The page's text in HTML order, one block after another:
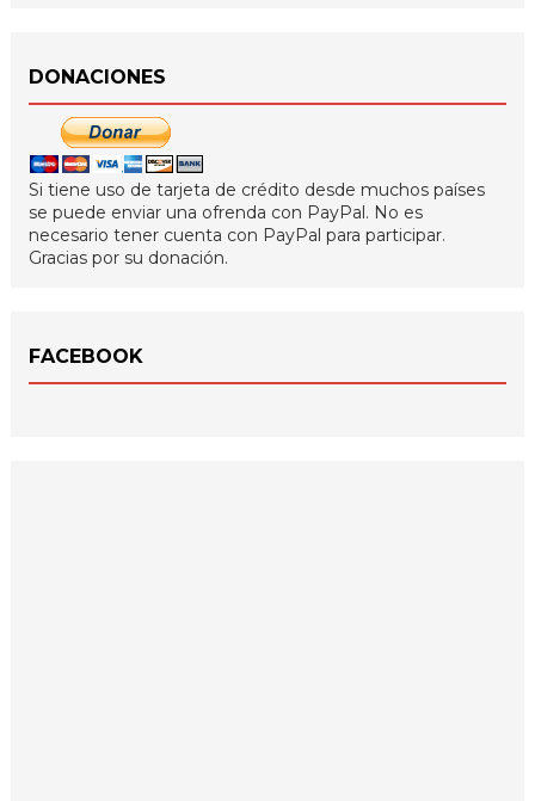
DONACIONES
Si tiene uso de tarjeta de crédito desde muchos países
se puede enviar una ofrenda con PayPal. No es
necesario tener cuenta con PayPal para participar.
Gracias por su donación.
FACEBOOK